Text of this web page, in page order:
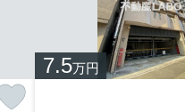
7.5万円